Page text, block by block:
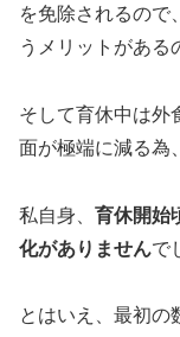
を免除されるので
うメリットがある
そして育休中は外
面が極端に減る為
私自身、 育休開始
化がありませんで
とはいえ、最初の